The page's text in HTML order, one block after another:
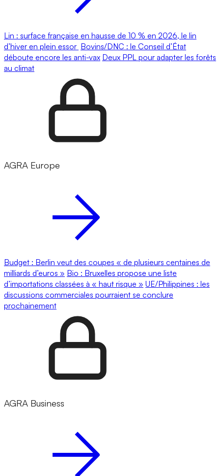
Lin : surface française en hausse de 10 % en 2026, le lin
d’hiver en plein essor Bovins/DNC : le Conseil d’État
déboute encore les anti-vax Deux PPL pour adapter les forêts
au climat
AGRA Europe
Budget : Berlin veut des coupes « de plusieurs centaines de
milliards d’euros » Bio : Bruxelles propose une liste
d’importations classées à « haut risque » UE/Philippines : les
discussions commerciales pourraient se conclure
prochainement
AGRA Business